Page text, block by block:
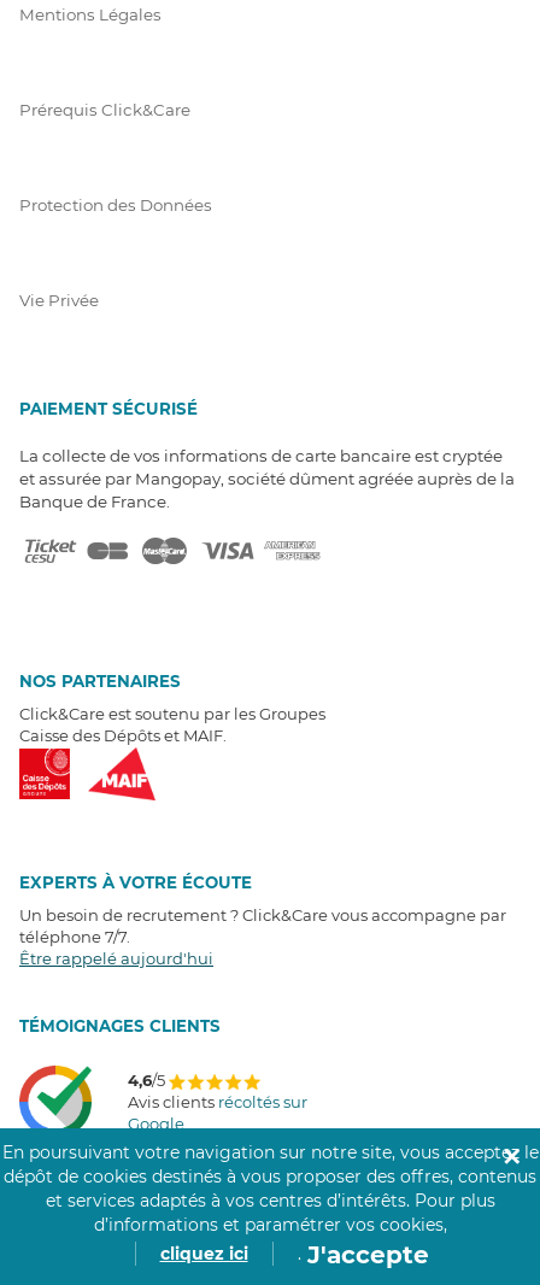
Mentions Légales
Prérequis Click&Care
Protection des Données
Vie Privée
PAIEMENT SÉCURISÉ
La collecte de vos informations de carte bancaire est cryptée
et assurée par Mangopay, société dûment agréée auprès de la
Banque de France.
NOS PARTENAIRES
Click&Care est soutenu par les Groupes
Caisse des Dépôts et MAIF.
EXPERTS À VOTRE ÉCOUTE
Un besoin de recrutement ? Click&Care vous accompagne par
téléphone 7/7
Être rappelé aujourd'hui
TÉMOIGNAGES CLIENTS
4,6/5
Avis clients récoltés sur
Google
COMMUNAUTÉ CLICK&CARE
En poursuivant votre navigation sur notre site, vous acceptez le
dépôt de cookies destinés à vous proposer des offres, contenus
et services adaptés à vos centres d’intérêts. Pour plus
d’informations et paramétrer vos cookies,
cliquez ici
. J'accepte
✕